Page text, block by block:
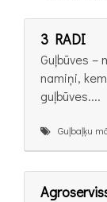
3 RADI
Guļbūves –
namiņi,
guļbūves....
Guļbaļķu